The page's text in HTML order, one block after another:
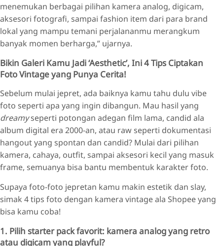
menemukan berbagai pilihan kamera analog, digicam,
aksesori fotografi, sampai fashion item dari para brand
lokal yang mampu temani perjalananmu merangkum
banyak momen berharga,” ujarnya.
Bikin Galeri Kamu Jadi ‘Aesthetic’, Ini 4 Tips Ciptakan
Foto Vintage yang Punya Cerita!
Sebelum mulai jepret, ada baiknya kamu tahu dulu vibe
foto seperti apa yang ingin dibangun. Mau hasil yang
dreamyseperti potongan adegan film lama, candid ala
album digital era 2000-an, atau raw seperti dokumentasi
hangout yang spontan dan candid? Mulai dari pilihan
kamera, cahaya, outfit, sampai aksesori kecil yang masuk
frame, semuanya bisa bantu membentuk karakter foto.
Supaya foto-foto jepretan kamu makin estetik dan slay,
simak 4 tips foto dengan kamera vintage ala Shopee yang
bisa kamu coba!
1. Pilih starter pack favorit: kamera analog yang retro
atau digicam yang playful?